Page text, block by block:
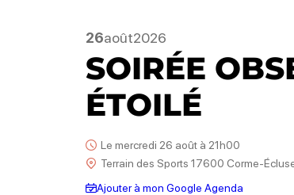
26août2026
SOIRÉE
ÉTOILÉ
Le mercredi 26 août à 21h00
Terrain des Sports 17600 Corme-
Ajouter à mon Google Agenda